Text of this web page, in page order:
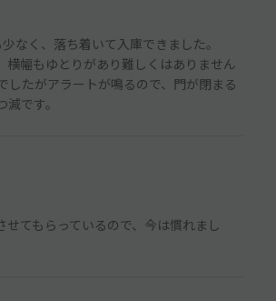
なく、落ち着いて入庫できました。
幅もゆとりがあり難しくはありません
たがアラートが鳴るので、門が閉まる
です。
てもらっているので、今は慣れまし